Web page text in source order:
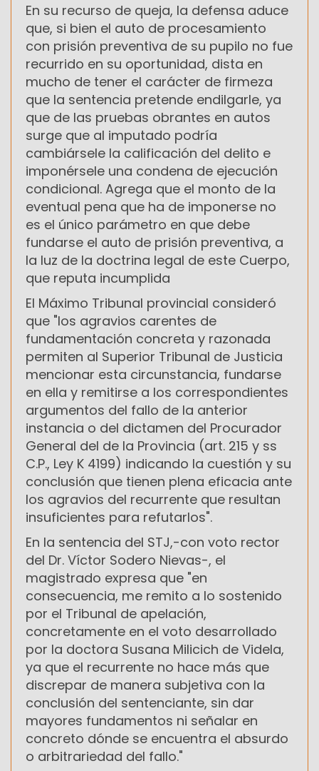
En su recurso de queja, la defensa aduce
que, si bien el auto de procesamiento
con prisión preventiva de su pupilo no fue
recurrido en su oportunidad, dista en
mucho de tener el carácter de firmeza
que la sentencia pretende endilgarle, ya
que de las pruebas obrantes en autos
surge que al imputado podría
cambiársele la calificación del delito e
imponérsele una condena de ejecución
condicional. Agrega que el monto de la
eventual pena que ha de imponerse no
es el único parámetro en que debe
fundarse el auto de prisión preventiva, a
la luz de la doctrina legal de este Cuerpo,
que reputa incumplida
El Máximo Tribunal provincial consideró
que "los agravios carentes de
fundamentación concreta y razonada
permiten al Superior Tribunal de Justicia
mencionar esta circunstancia, fundarse
en ella y remitirse a los correspondientes
argumentos del fallo de la anterior
instancia o del dictamen del Procurador
General del de la Provincia (art. 215 y ss
C.P., Ley K 4199) indicando la cuestión y su
conclusión que tienen plena eficacia ante
los agravios del recurrente que resultan
insuficientes para refutarlos".
En la sentencia del STJ,-con voto rector
del Dr. Víctor Sodero Nievas-, el
magistrado expresa que "en
consecuencia, me remito a lo sostenido
por el Tribunal de apelación,
concretamente en el voto desarrollado
por la doctora Susana Milicich de Videla,
ya que el recurrente no hace más que
discrepar de manera subjetiva con la
conclusión del sentenciante, sin dar
mayores fundamentos ni señalar en
concreto dónde se encuentra el absurdo
o arbitrariedad del fallo."